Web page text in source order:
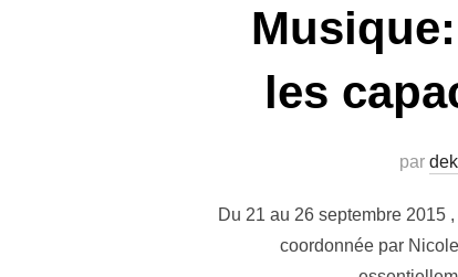
Musique:
les
par
Du 21 au 26 septembre 2015
coordonnée par